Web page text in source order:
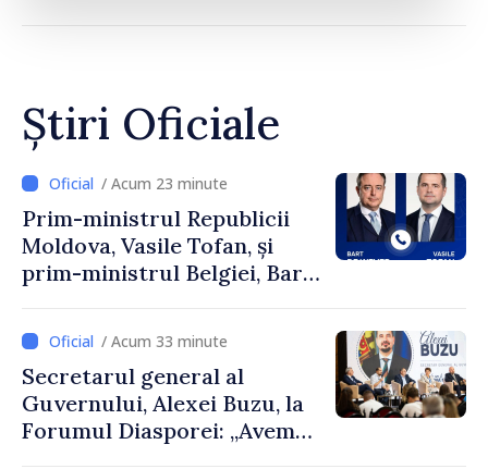
Știri Oficiale
/ Acum 23 minute
Prim-ministrul Republicii
Moldova, Vasile Tofan, și
prim-ministrul Belgiei, Bart
despre parcursul european
al Republicii Moldova.
/ Acum 33 minute
Secretarul general al
Guvernului, Alexei Buzu, la
Forumul Diasporei: „Avem